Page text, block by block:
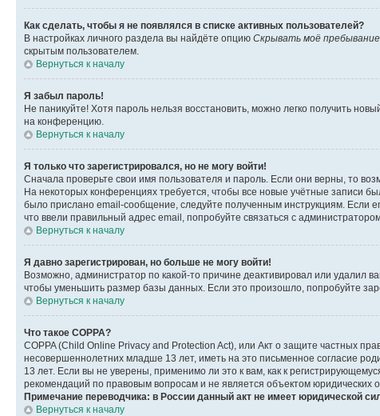
Как сделать, чтобы я не появлялся в списке активных пользователей?
В настройках личного раздела вы найдёте опцию Скрывать моё
скрытым пользователем.
Вернуться к началу
Я забыл пароль!
Не паникуйте! Хотя пароль нельзя восстановить, можно легко получить
на конференцию.
Вернуться к началу
Я только что зарегистрировался, но не могу войти!
Сначала проверьте свои имя пользователя и пароль. Если они верны, то
На некоторых конференциях требуется, чтобы все новые учётные записи
было прислано email-сообщение, следуйте полученным инструкциям. Если
что ввели правильный адрес email, попробуйте связаться с
Вернуться к началу
Я давно зарегистрирован, но больше не могу войти!
Возможно, администратор по какой-то причине деактивировал или удалил
чтобы уменьшить размер базы данных. Если это произошло, попробуйте
Вернуться к началу
Что такое COPPA?
COPPA (Child Online Privacy and Protection Act), или Акт о защите частных
несовершеннолетних младше 13 лет, иметь на это письменное согласие
13 лет. Если вы не уверены, применимо ли это к вам, как к
рекомендаций по правовым вопросам и не является объектом юридических
Примечание переводчика: в России данный акт не имеет юридической
Вернуться к началу